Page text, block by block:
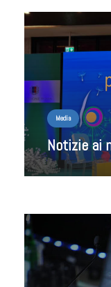
Media
Notizie ai